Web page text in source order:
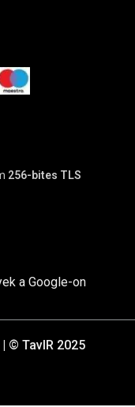
256-bites TLS
a Google-on
© TavIR 2025